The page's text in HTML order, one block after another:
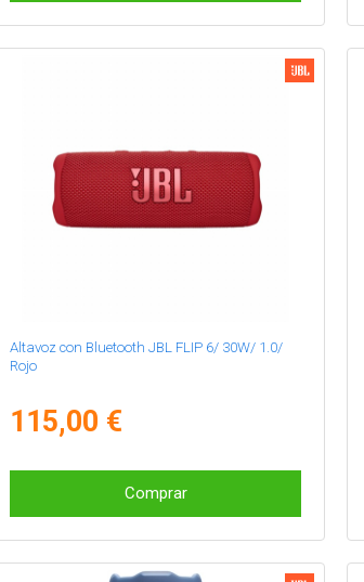
Altavoz con Bluetooth JBL FLIP 6/ 30W/ 1.0/
Rojo
115,00 €
Comprar